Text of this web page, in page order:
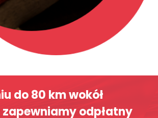
do 80 km wokół
odpłatny